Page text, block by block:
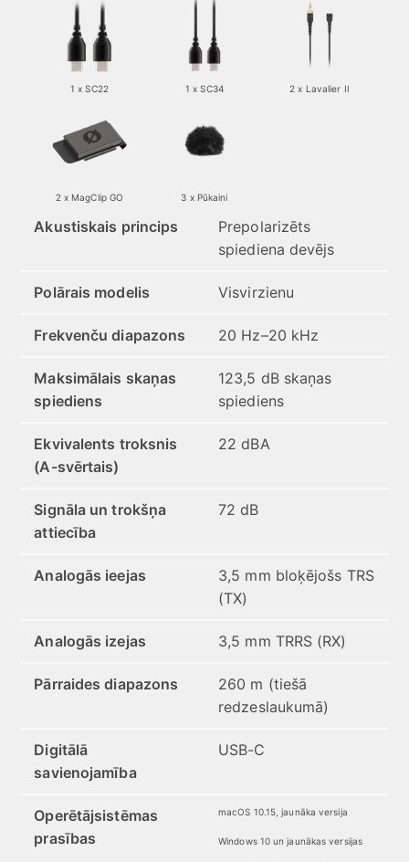
1 x SC22
2 x MagClip GO 3 x Pūkaini
1 x SC34 2 x Lavalier II
Akustiskais princips
Prepolarizēts
spiediena devējs
Polārais modelis Visvirzienu
Frekvenču diapazons 20 Hz–20 kHz
Maksimālais skaņas
spiediens
123,5 dB skaņas
spiediens
Ekvivalents troksnis
(A-svērtais)
22 dBA
Signāla un trokšņa
attiecība
72 dB
Analogās ieejas
3,5 mm bloķējošs TRS
(TX)
Analogās izejas 3,5 mm TRRS (RX)
Pārraides diapazons
260 m (tiešā
redzeslaukumā)
Digitālā
savienojamība
USB-C
Operētājsistēmas
prasības
macOS 10.15, jaunāka versija
Windows 10 un jaunākas versijas